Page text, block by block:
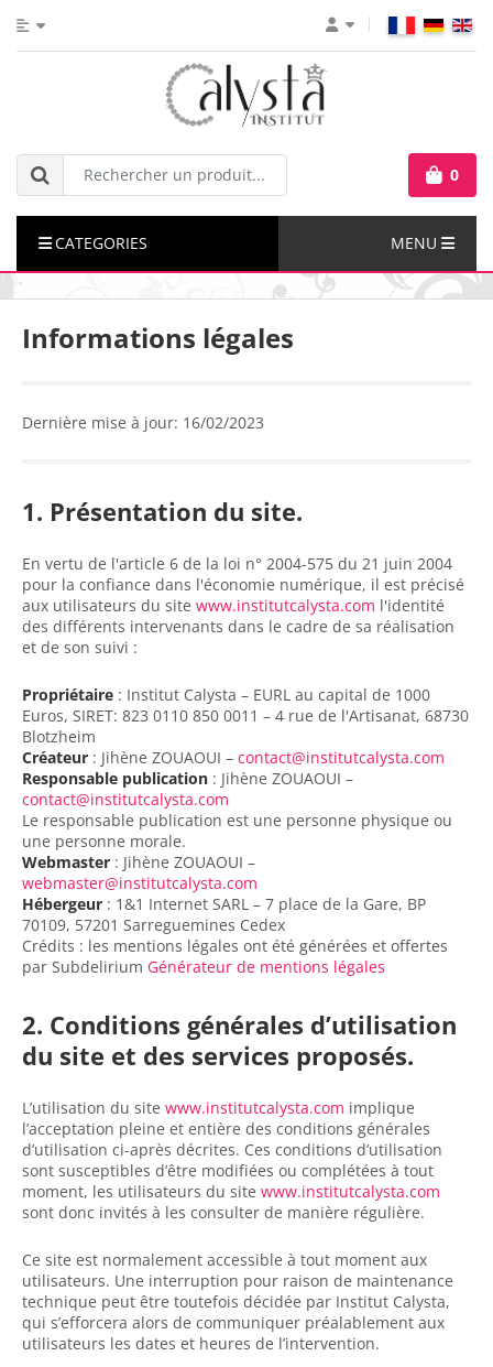
0
CATEGORIES MENU
Informations légales
Dernière mise à jour: 16/02/2023
1. Présentation du site.
En vertu de l'article 6 de la loi n° 2004-575 du 21 juin 2004
pour la confiance dans l'économie numérique, il est précisé
aux utilisateurs du site www.institutcalysta.com l'identité
des différents intervenants dans le cadre de sa réalisation
et de son suivi :
Propriétaire : Institut Calysta – EURL au capital de 1000
Euros, SIRET: 823 0110 850 0011 – 4 rue de l'Artisanat, 68730
Blotzheim
Créateur : Jihène ZOUAOUI – contact@institutcalysta.com
Responsable publication : Jihène ZOUAOUI –
contact@institutcalysta.com
Le responsable publication est une personne physique ou
une personne morale.
Webmaster : Jihène ZOUAOUI –
webmaster@institutcalysta.com
Hébergeur : 1&1 Internet SARL – 7 place de la Gare, BP
70109, 57201 Sarreguemines Cedex
Crédits : les mentions légales ont été générées et offertes
par Subdelirium Générateur de mentions légales
2. Conditions générales d’utilisation
du site et des services proposés.
L’utilisation du site www.institutcalysta.com implique
l’acceptation pleine et entière des conditions générales
d’utilisation ci-après décrites. Ces conditions d’utilisation
sont susceptibles d’être modifiées ou complétées à tout
moment, les utilisateurs du site www.institutcalysta.com
sont donc invités à les consulter de manière régulière.
Ce site est normalement accessible à tout moment aux
utilisateurs. Une interruption pour raison de maintenance
technique peut être toutefois décidée par Institut Calysta,
qui s’efforcera alors de communiquer préalablement aux
utilisateurs les dates et heures de l’intervention.